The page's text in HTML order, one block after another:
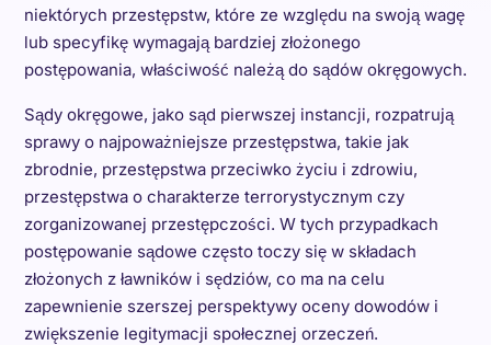
niektórych przestępstw, które ze względu na swoją wagę
lub specyfikę wymagają bardziej złożonego
postępowania, właściwość należą do sądów okręgowych.
Sądy okręgowe, jako sąd pierwszej instancji, rozpatrują
sprawy o najpoważniejsze przestępstwa, takie jak
zbrodnie, przestępstwa przeciwko życiu i zdrowiu,
przestępstwa o charakterze terrorystycznym czy
zorganizowanej przestępczości. W tych przypadkach
postępowanie sądowe często toczy się w składach
złożonych z ławników i sędziów, co ma na celu
zapewnienie szerszej perspektywy oceny dowodów i
zwiększenie legitymacji społecznej orzeczeń.